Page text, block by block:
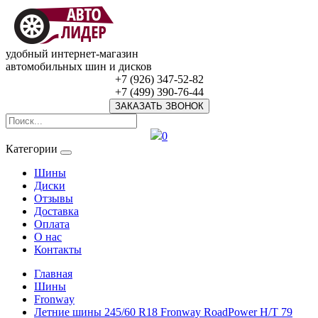
удобный интернет-магазин
автомобильных шин и дисков
+7 (926) 347-52-82
+7 (499) 390-76-44
ЗАКАЗАТЬ ЗВОНОК
0
Категории
Шины
Диски
Отзывы
Доставка
Оплата
О нас
Контакты
Главная
Шины
Fronway
Летние шины 245/60 R18 Fronway RoadPower H/T 79